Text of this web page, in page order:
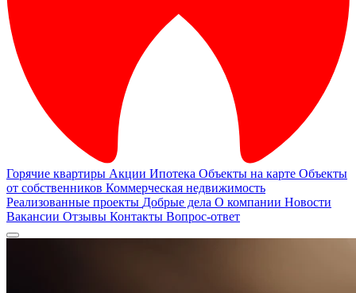
Горячие квартиры Акции Ипотека Объекты на карте Объекты
от собственников Коммерческая недвижимость
Реализованные проекты Добрые дела О компании Новости
Вакансии Отзывы Контакты Вопрос-ответ